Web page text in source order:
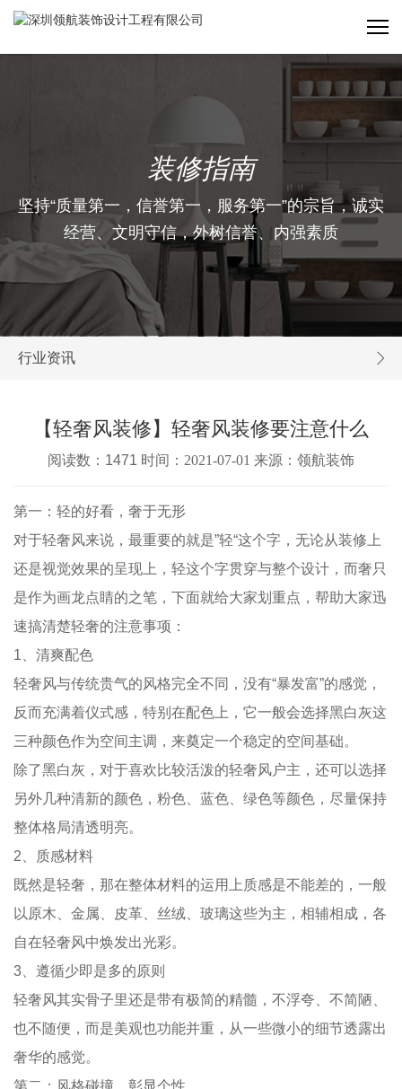
装修指南
坚持“质量第一，信誉第一，服务第一”的宗旨，诚实
经营、文明守信，外树信誉、内强素质
行业资讯
【轻奢风装修】轻奢风装修要注意什么
阅读数：1471 时间： 2021-07-01 来源：领航装饰
第一：轻的好看，奢于无形
对于轻奢风来说，最重要的就是”轻“这个字，无论从装修上
还是视觉效果的呈现上，轻这个字贯穿与整个设计，而奢只
是作为画龙点睛的之笔，下面就给大家划重点，帮助大家迅
速搞清楚轻奢的注意事项：
1、清爽配色
轻奢风与传统贵气的风格完全不同，没有“暴发富”的感觉，
反而充满着仪式感，特别在配色上，它一般会选择黑白灰这
三种颜色作为空间主调，来奠定一个稳定的空间基础。
除了黑白灰，对于喜欢比较活泼的轻奢风户主，还可以选择
另外几种清新的颜色，粉色、蓝色、绿色等颜色，尽量保持
整体格局清透明亮。
2、质感材料
既然是轻奢，那在整体材料的运用上质感是不能差的，一般
以原木、金属、皮革、丝绒、玻璃这些为主，相辅相成，各
自在轻奢风中焕发出光彩。
3、遵循少即是多的原则
轻奢风其实骨子里还是带有极简的精髓，不浮夸、不简陋、
也不随便，而是美观也功能并重，从一些微小的细节透露出
奢华的感觉。
第二：风格碰撞，彰显个性